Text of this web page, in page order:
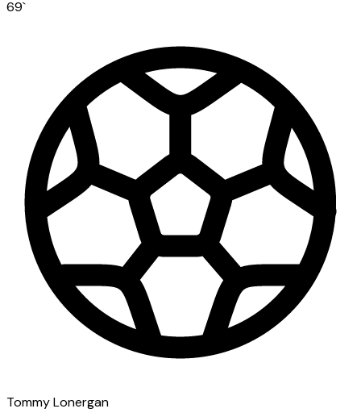
69`
Tommy Lonergan